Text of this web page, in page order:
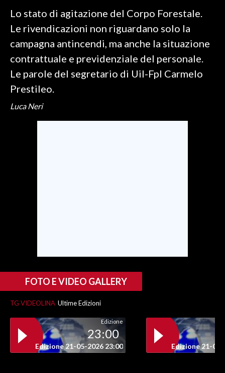
ALTRI SPORT
CULTURA
INSULARITÀ
INFO AZIENDE
ABBONATI
ANNUNCI
Lo stato di agitazione del Corpo Forestale.
Le rivendicazioni non riguardano solo la
campagna antincendi, ma anche la situazione
contrattuale e previdenziale del personale.
Le parole del segretario di Uil-Fpl Carmelo
Prestileo.
Luca Neri
FOTO E VIDEO GALLERY
TG VIDEOLINA Ultime Edizioni
Edizione
23:00
Edizione 21-05-2026 23:00 Edizione 21-05-